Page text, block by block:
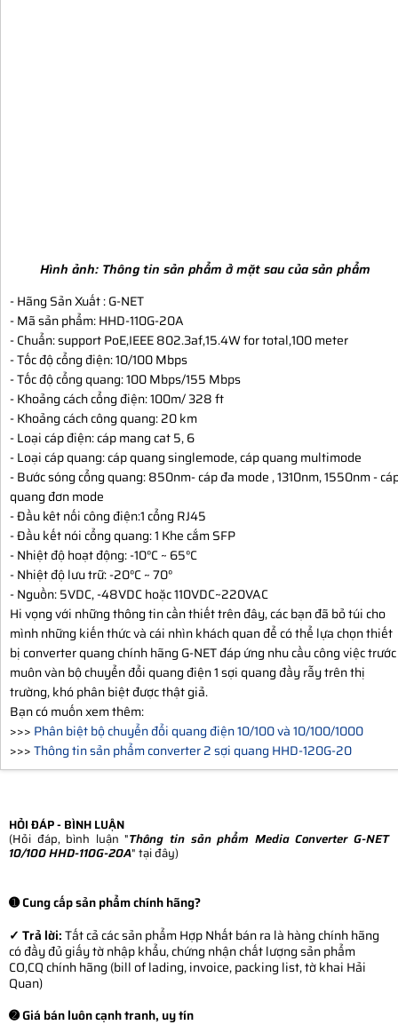
Hình ảnh: Thông tin sản phẩm ở mặt sau của sản phẩm
- Hãng Sản Xuất : G-NET
- Mã sản phẩm: HHD-110G-20A
- Chuẩn: support PoE,IEEE 802.3af,15.4W for total,100 meter
- Tốc độ cổng điện: 10/100 Mbps
- Tốc độ cổng quang: 100 Mbps/155 Mbps
- Khoảng cách cổng điện: 100m/ 328 ft
- Khoảng cách công quang: 20 km
- Loại cáp điện: cáp mang cat 5, 6
- Loại cáp quang: cáp quang singlemode, cáp quang multimode
- Bước sóng cổng quang: 850nm- cáp đa mode , 1310nm, 1550nm -
quang đơn mode
- Đầu kêt nối công điện:1 cổng RJ45
- Đầu kết nói cổng quang: 1 Khe cắm SFP
- Nhiệt độ hoạt động: -10°C ~ 65°C
- Nhiệt độ lưu trữ: -20°C ~ 70°
- Nguồn: 5VDC, -48VDC hoặc 110VDC~220VAC
Hi vọng với những thông tin cần thiết trên đây, các bạn đã bỏ túi cho
mình những kiến thức và cái nhìn khách quan để có thể lựa chọn thiết
bị converter quang chính hãng G-NET đáp ứng nhu cầu công việc trước
muôn vàn bộ chuyển đổi quang điện 1 sợi quang đầy rẫy trên thị
trường, khó phân biệt được thật giả.
Bạn có muốn xem thêm:
>>> Phân biệt bộ chuyển đổi quang điện 10/100 và 10/100/1000
>>>Thông tin sản phẩm converter 2 sợi quang HHD-120G-20
HỎI ĐÁP - BÌNH LUẬN
(Hỏi đáp, bình luận "Thông tin sản phẩm Media Converter G-NET
10/100 HHD-110G-20A" tại đây)
➊ Cung cấp sản phẩm chính hãng?
✓ Trả lời:Tất cả các sản phẩm Hợp Nhất bán ra là hàng chính hãng
có đầy đủ giấy tờ nhập khẩu, chứng nhận chất lượng sản phẩm
CO,CQ chính hãng (bill of lading, invoice, packing list, tờ khai Hải
Quan)
➋ Giá bán luôn cạnh tranh, uy tín